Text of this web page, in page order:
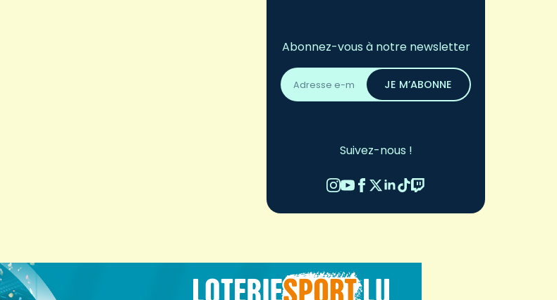
Abonnez-vous à notre newsletter
Adresse
email
*
JE M’ABONNE
Suivez-nous !